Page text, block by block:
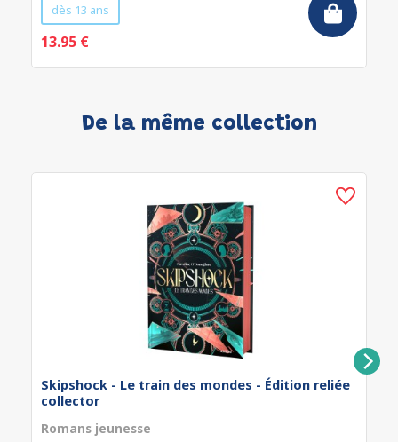
dès 13 ans
13.95 €
De la même collection
Skipshock - Le train des mondes - Édition reliée
collector
Romans jeunesse